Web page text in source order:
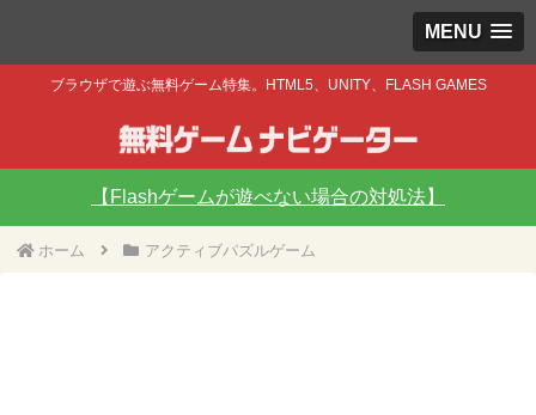
MENU
ブラウザで遊ぶ無料ゲーム特集。HTML5、UNITY、FLASH GAMES
【Flashゲームが遊べない場合の対処法】
ホーム アクティブパズルゲーム